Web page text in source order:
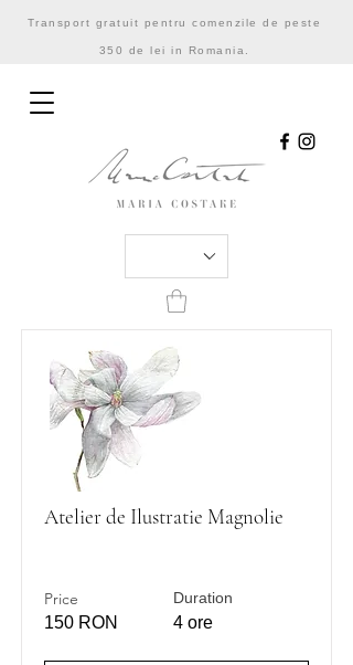
Transport gratuit pentru comenzile de peste
350 de lei in Romania.
Atelier de Ilustratie Magnolie
Price
150 RON
Duration
4 ore